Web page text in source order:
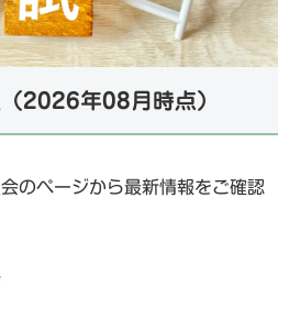
2026年08月時点）
のページから最新情報をご確認